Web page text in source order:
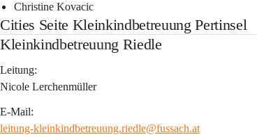
Christine Kovacic
Cities Seite Kleinkindbetreuung Pertinsel
Kleinkindbetreuung Riedle
Leitung:
Nicole Lerchenmüller
E-Mail:
leitung-kleinkindbetreuung.riedle@fussach.at